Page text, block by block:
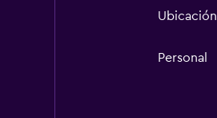
Ubicación
Personal